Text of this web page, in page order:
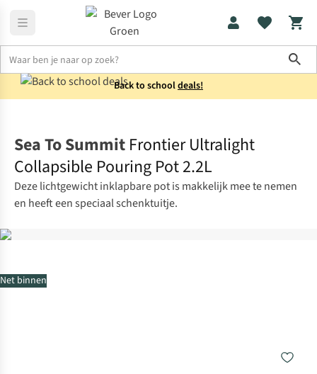
Back to schooldeals!
Net binnen
Sea To Summit Frontier Ultralight
Collapsible Pouring Pot 2.2L
Deze lichtgewicht inklapbare pot is makkelijk mee te nemen
en heeft een speciaal schenktuitje.